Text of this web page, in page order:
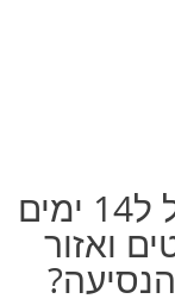
למה כדאי לרכוש מסלול ל14 ימים
ואזור